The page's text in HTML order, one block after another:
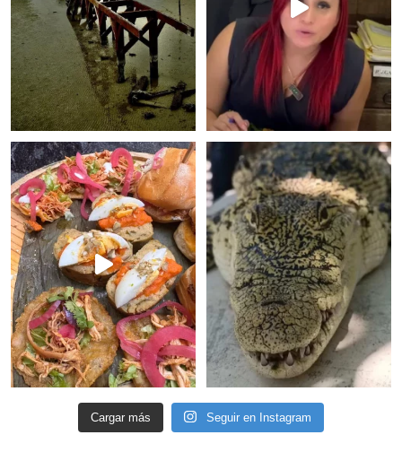
Cargar más Seguir en Instagram